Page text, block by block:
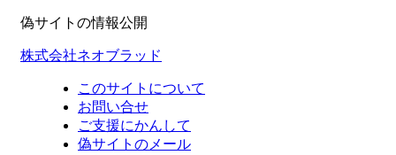
偽サイトの情報公開
株式会社ネオブラッド
このサイトについて
お問い合せ
ご支援にかんして
偽サイトのメール